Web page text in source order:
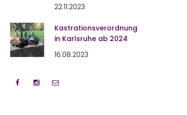
22.11.2023
Kastrationsverordnung
in Karlsruhe ab 2024
16.08.2023